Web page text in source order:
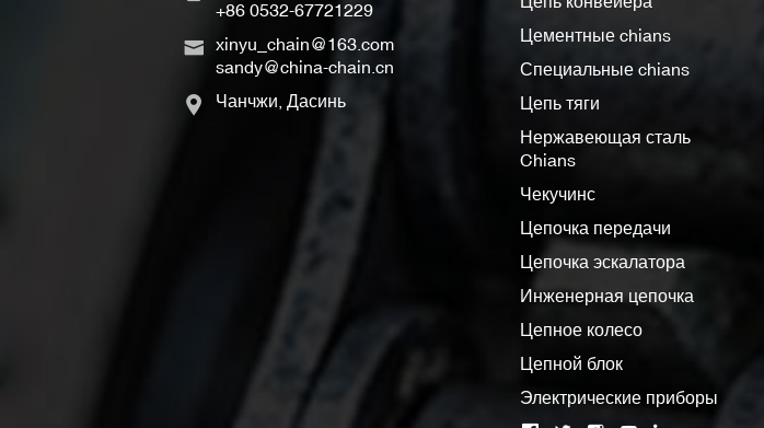
+86 0532-67721229
xinyu_chain@163.com
sandy@china-chain.cn
Чанчжи, Дасинь
Цементные chians
Специальные chians
Цепь тяги
Нержавеющая сталь
Chians
Чекучинс
Цепочка передачи
Цепочка эскалатора
Инженерная цепочка
Цепное колесо
Цепной блок
Электрические приборы